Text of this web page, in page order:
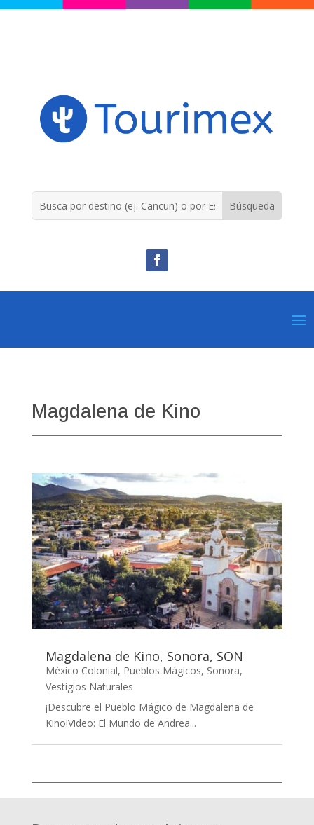
Magdalena de Kino
Magdalena de Kino, Sonora, SON
México Colonial, Pueblos Mágicos, Sonora,
Vestigios Naturales
¡Descubre el Pueblo Mágico de Magdalena de
Kino!Video: El Mundo de Andrea...